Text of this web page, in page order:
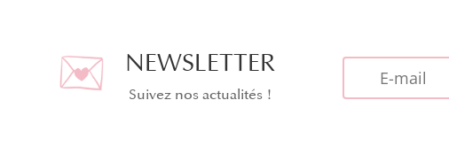
NEWSLETTER
Suivez nos actualités !